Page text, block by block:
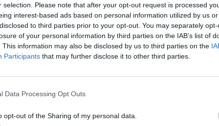
selection. Please note that after your opt-out request is processed
interest-based ads based on personal information utilized by us
to third parties prior to your opt-out. You may separately
of your personal information by third parties on the IAB’s list of
This information may also be disclosed by us to third parties on the
Participants that may further disclose it to other third parties.
Data Processing Opt Outs
opt-out of the Sharing of my personal data.
el penúltimo fiasco del Gobierno
escaso en reputación e influencia
se conforma con ser la número dos
06/08/26 12:41
De la Espriella toma posesión como
la Izquierda